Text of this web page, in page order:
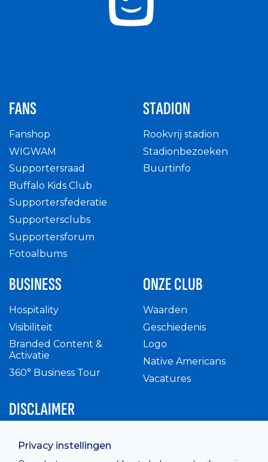
Privacy instellingen
FANS
Fanshop
WIGWAM
Supportersraad
Buffalo Kids Club
Supportersfederatie
Supportersclubs
Supportersforum
Fotoalbums
STADION
Rookvrij stadion
Stadionbezoeken
Buurtinfo
BUSINESS
Hospitality
Visibiliteit
Branded Content &
Activatie
360° Business Tour
ONZE CLUB
Waarden
Geschiedenis
Logo
Native Americans
Vacatures
DISCLAIMER
Privacy Policy